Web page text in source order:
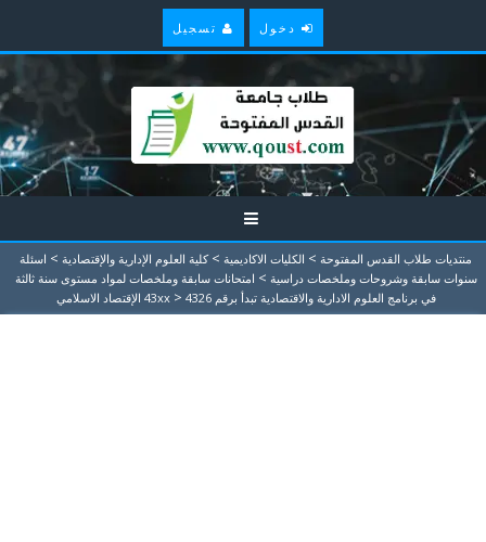
دخول تسجيل
منتديات طلاب القدس المفتوحة > الكليات الاكاديمية > كلية العلوم الإدارية والإقتصادية > اسئلة
سنوات سابقة وشروحات وملخصات دراسية > امتحانات سابقة وملخصات لمواد مستوى سنة ثالثة
في برنامج العلوم الادارية والاقتصادية تبدأ برقم 43xx
> 4326 الإقتصاد الاسلامي